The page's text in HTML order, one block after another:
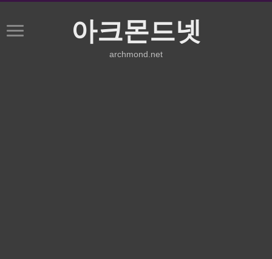
아크몬드넷
archmond.net